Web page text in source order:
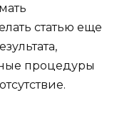
статью еще
процедуры